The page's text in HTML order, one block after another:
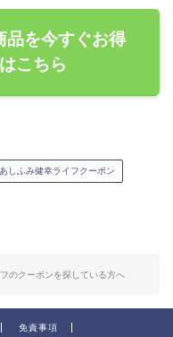
品を今すぐお得
こちら
しふみ健幸ライフクーポン
のクーポンを探している方へ
免責事項